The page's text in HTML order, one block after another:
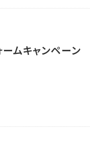
ームキャンペーン